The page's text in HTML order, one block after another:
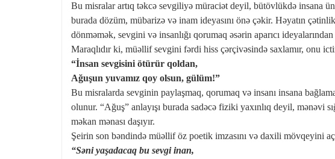
Bu misralar artıq təkcə sevgiliyə müraciət deyil, bütövlükdə insana
burada dözüm, mübarizə və inam ideyasını önə çəkir. Həyatın
dönməmək, sevgini və insanlığı qorumaq əsərin aparıcı
Maraqlıdır ki, müəllif sevgini fərdi hiss çərçivəsində saxlamır, onu
“İnsan sevgisini ötürür qoldan,
Ağuşun yuvamız qoy olsun, gülüm!”
Bu misralarda sevginin paylaşmaq, qorumaq və insanı insana
olunur. “Ağuş” anlayışı burada sadəcə fiziki yaxınlıq deyil, mənəvi
məkan mənası daşıyır.
Şeirin son bəndində müəllif öz poetik imzasını və daxili mövqeyini
“Səni yaşadacaq bu sevgi inan,